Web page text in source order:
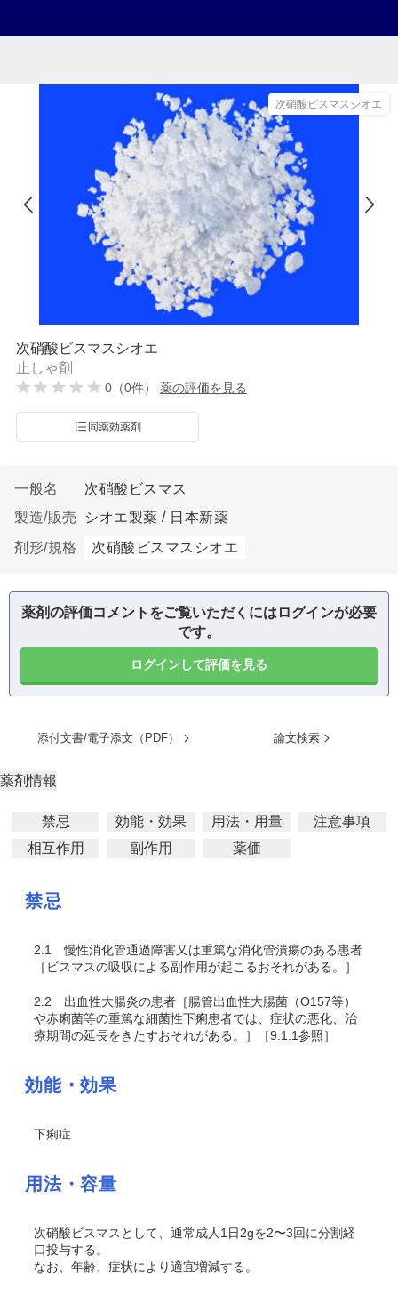
次硝酸ビスマスシオエ
次硝酸ビスマスシオエ
止しゃ剤
0（0件） 薬の評価を見る
同薬効薬剤
一般名
次硝酸ビスマス
製造/販売
シオエ製薬 / 日本新薬
剤形/規格
次硝酸ビスマスシオエ
薬剤の評価コメントをご覧いただくにはログインが必要
です。
ログインして評価を見る
添付文書/電子添文（PDF） 論文検索
薬剤情報
禁忌 効能・効果 用法・用量
注意事項
相互作用
副作用 薬価
禁忌
2.1
慢性消化管通過障害又は重篤な消化管潰瘍のある患者
［ビスマスの吸収による副作用が起こるおそれがある。］
2.2 出血性大腸炎の患者［腸管出血性大腸菌（O157等）
や赤痢菌等の重篤な細菌性下痢患者では、症状の悪化、治
療期間の延長をきたすおそれがある。］［9.1.1参照］
効能・効果
下痢症
用法・容量
次硝酸ビスマスとして、通常成人1日2gを2〜3回に分割経
口投与する。
なお、年齢、症状により適宜増減する。